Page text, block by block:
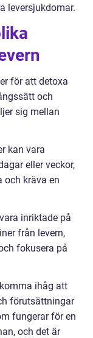
leversjukdomar.
för att detoxa
och
sig mellan
kan vara
eller veckor,
och kräva en
inriktade på
från levern,
fokusera på
ihåg att
förutsättningar
fungerar för en
och det är